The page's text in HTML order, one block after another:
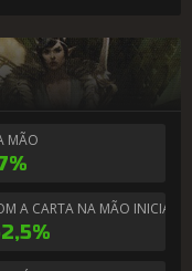
MÃO
A CARTA NA MÃO INICIAL